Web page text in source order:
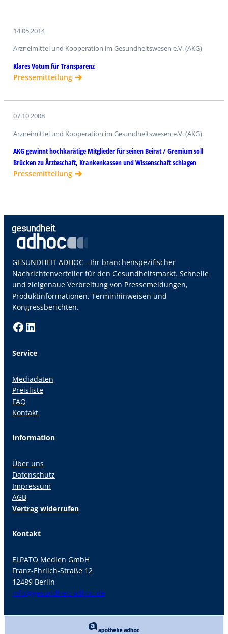
14.05.2014
Arzneimittel und Kooperation im Gesundheitswesen e.V. (AKG)
Klares Votum für Transparenz
Pressemitteilung
07.10.2008
Arzneimittel und Kooperation im Gesundheitswesen e.V. (AKG)
AKG gewinnt hochkarätige Mitglieder für seinen Beirat / Gremium soll
Brücken zu Ärzteschaft, Krankenkassen und Wissenschaft schlagen
Pressemitteilung
GESUNDHEIT ADHOC – Ihr branchenspezifischer
Nachrichtenverteiler für den Gesundheitsmarkt. Schnelle
und zielgenaue Verbreitung von Pressemeldungen,
Produktinformationen, Terminhinweisen und
Kongressberichten.
Facebook LinkedIn
Service
Mediadaten
Preisliste
FAQ
Kontakt
Information
Über uns
Datenschutz
Impressum
AGB
Vertrag widerrufen
Kontakt
ELPATO Medien GmbH
Franz-Ehrlich-Straße 12
12489 Berlin
info@gesundheit-adhoc.de